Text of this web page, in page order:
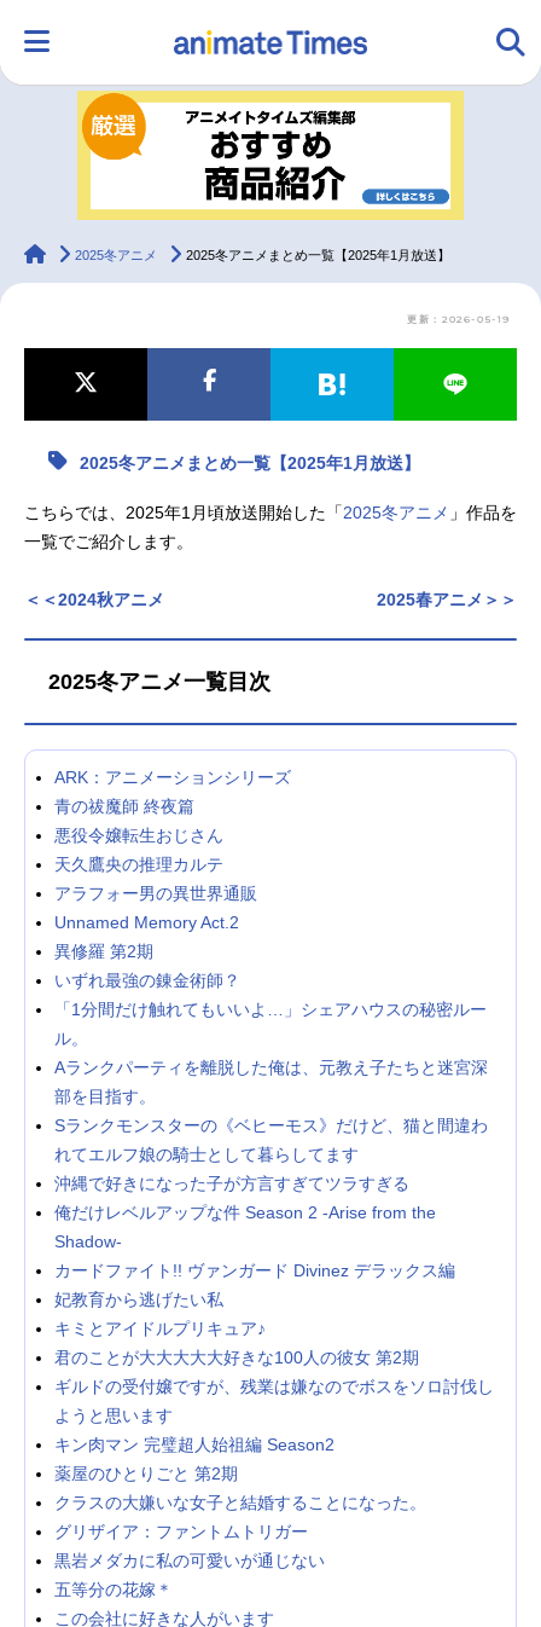
ランキング アニメ
ラジオ みんなの声 グッズ
アニメ記事一覧
今期アニメ曜日別一覧
春アニメ
animateTimes
2025冬アニメ 2025冬アニメまとめ一覧【2025年1月放送】
更新：2026-05-19
2025冬アニメまとめ一覧【2025年1月放送】
こちらでは、2025年1月頃放送開始した「2025冬アニメ 」作品を
一覧でご紹介します。
2025春アニメ＞＞
＜＜2024秋アニメ
2025冬アニメ一覧目次
ARK：アニメーションシリーズ
青の祓魔師 終夜篇
悪役令嬢転生おじさん
天久鷹央の推理カルテ
アラフォー男の異世界通販
Unnamed Memory Act.2
異修羅 第2期
いずれ最強の錬金術師？
「1分間だけ触れてもいいよ…」シェアハウスの秘密ルー
ル。
Aランクパーティを離脱した俺は、元教え子たちと迷宮深
部を目指す。
Sランクモンスターの《ベヒーモス》だけど、猫と間違わ
れてエルフ娘の騎士として暮らしてます
沖縄で好きになった子が方言すぎてツラすぎる
俺だけレベルアップな件 Season 2 -Arise from the
Shadow-
カードファイト!! ヴァンガード Divinez デラックス編
妃教育から逃げたい私
キミとアイドルプリキュア♪
君のことが大大大大大好きな100人の彼女 第2期
ギルドの受付嬢ですが、残業は嫌なのでボスをソロ討伐し
ようと思います
キン肉マン 完璧超人始祖編 Season2
薬屋のひとりごと 第2期
クラスの大嫌いな女子と結婚することになった。
グリザイア：ファントムトリガー
黒岩メダカに私の可愛いが通じない
五等分の花嫁＊
この会社に好きな人がいます